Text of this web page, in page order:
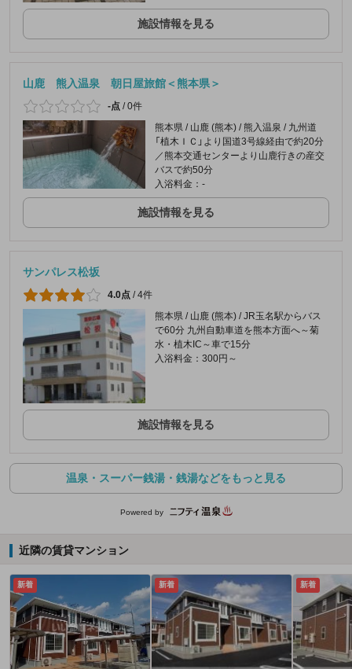
施設情報を見る
山鹿 熊入温泉 朝日屋旅館＜熊本県＞
-点 /0件
熊本県 / 山鹿 (熊本) / 熊入温泉 / 九州道
「植木ＩＣ」より国道3号線経由で約20分
／熊本交通センターより山鹿行きの産交
バスで約50分
入浴料金：-
施設情報を見る
サンパレス松坂
4.0点 /4件
熊本県 / 山鹿 (熊本) / JR玉名駅からバス
で60分 九州自動車道を熊本方面へ～菊
水・植木IC～車で15分
入浴料金：300円～
施設情報を見る
温泉・スーパー銭湯・銭湯などをもっと見る
Powered by
近隣の賃貸マンション
新着 新着 新着